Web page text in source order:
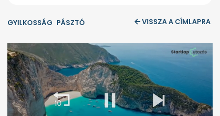
GYILKOSSÁG PÁSZTÓ VISSZA A CÍMLAPRA